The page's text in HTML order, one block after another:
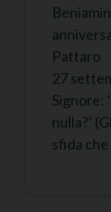
Pattaro
27
Signore:
nulla?’
sfida